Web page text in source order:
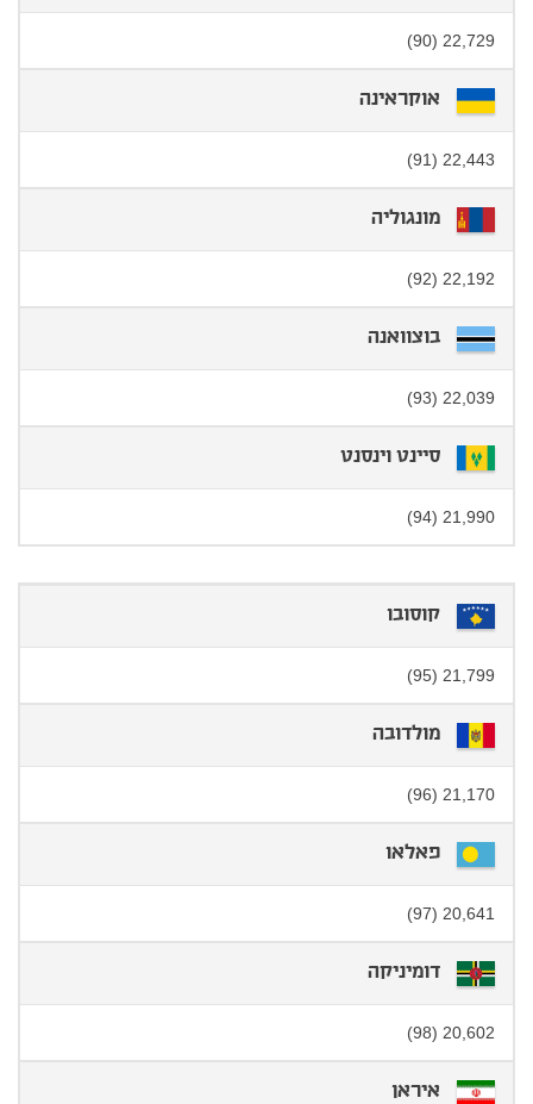
22,729 (90)
אוקראינה
22,443 (91)
מונגוליה
22,192 (92)
בוצוואנה
22,039 (93)
סיינט וינסנט
21,990 (94)
קוסובו
21,799 (95)
מולדובה
21,170 (96)
פאלאו
20,641 (97)
דומיניקה
20,602 (98)
איראן